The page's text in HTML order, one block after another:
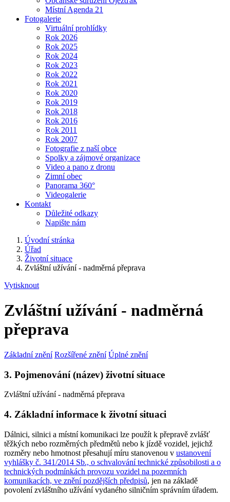
Místní Agenda 21
Fotogalerie
Virtuální prohlídky
Rok 2026
Rok 2025
Rok 2024
Rok 2023
Rok 2022
Rok 2021
Rok 2020
Rok 2019
Rok 2018
Rok 2016
Rok 2011
Rok 2007
Fotografie z naší obce
Spolky a zájmové organizace
Video a pano z dronu
Zimní obec
Panorama 360°
Videogalerie
Kontakt
Důležité odkazy
Napište nám
Úvodní stránka
Úřad
Životní situace
Zvláštní užívání - nadměrná přeprava
Vytisknout
Zvláštní užívání - nadměrná
přeprava
Základní znění Rozšířené znění Úplné znění
3. Pojmenování (název) životní situace
Zvláštní užívání - nadměrná přeprava
4. Základní informace k životní situaci
Dálnici, silnici a místní komunikaci lze použít k přepravě zvlášť
těžkých nebo rozměrných předmětů nebo k jízdě vozidel, jejichž
rozměry nebo hmotnost přesahují míru stanovenou v ustanovení
vyhlášky č. 341/2014 Sb., o schvalování technické způsobilosti a o
technických podmínkách provozu vozidel na pozemních
komunikacích, ve znění pozdějších předpisů, jen na základě
povolení zvláštního užívání vydaného silničním správním úřadem.